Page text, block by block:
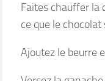
Faites chauffer la
ce que le
Ajoutez le beurre